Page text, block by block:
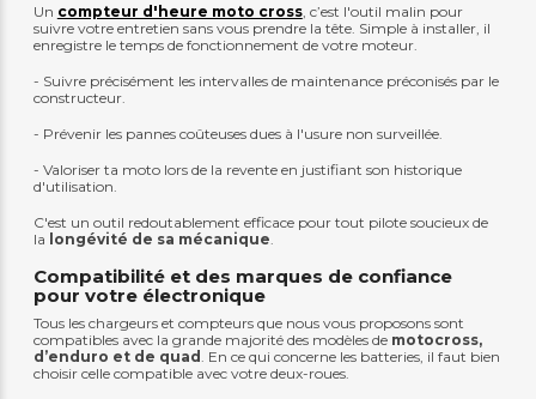
Un compteur d'heure moto cross, c’est l'outil malin pour
suivre votre entretien sans vous prendre la tête. Simple à installer, il
enregistre le temps de fonctionnement de votre moteur.
- Suivre précisément les intervalles de maintenance préconisés par le
constructeur.
- Prévenir les pannes coûteuses dues à l'usure non surveillée.
- Valoriser ta moto lors de la revente en justifiant son historique
d'utilisation.
C'est un outil redoutablement efficace pour tout pilote soucieux de
la longévité de sa mécanique.
Compatibilité et des marques de confiance
pour votre électronique
Tous les chargeurs et compteurs que nous vous proposons sont
compatibles avec la grande majorité des modèles de motocross,
d’enduro et de quad . En ce qui concerne les batteries, il faut bien
choisir celle compatible avec votre deux-roues.